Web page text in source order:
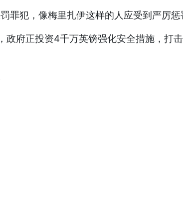
犯，像梅里扎伊这样的人应受到严厉惩
府正投资4千万英镑强化安全措施，打